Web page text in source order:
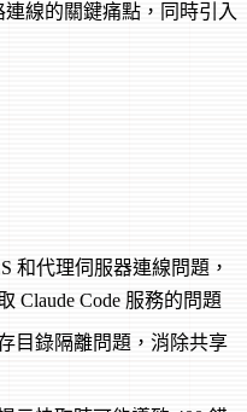
線的關鍵痛點，同時引入
和代理伺服器連線問題，
Claude Code 服務的問題
目錄隔離問題，消除共享